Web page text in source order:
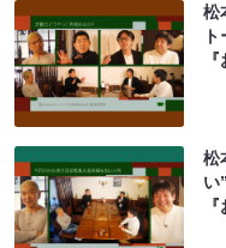
松
松
い